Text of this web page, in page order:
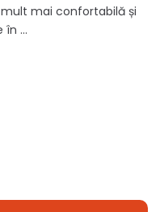
mai confortabilă și
...